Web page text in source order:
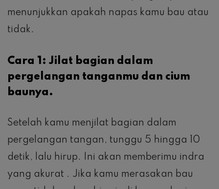
menunjukkan apakah napas kamu bau atau
tidak.
Cara 1: Jilat bagian dalam
pergelangan tanganmu dan cium
baunya.
Setelah kamu menjilat bagian dalam
pergelangan tangan, tunggu 5 hingga 10
detik, lalu hirup. Ini akan memberimu indra
yang akurat . Jika kamu merasakan bau